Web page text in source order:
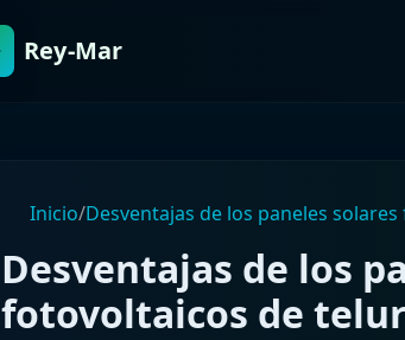
Rey-Mar
Inicio/Desventajas de los paneles
Desventajas de los
fotovoltaicos de